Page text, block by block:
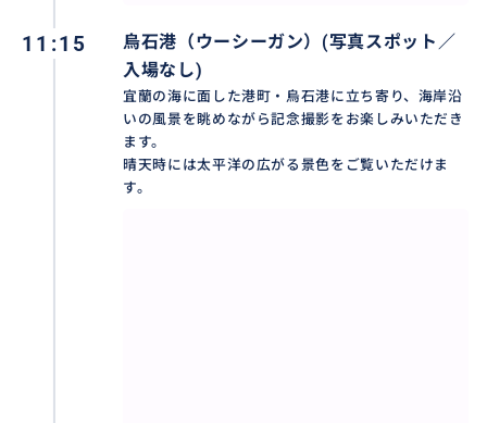
11:15
烏石港（ウーシーガン）(写真スポット／
入場なし)
宜蘭の海に面した港町・烏石港に立ち寄り、海岸沿
いの風景を眺めながら記念撮影をお楽しみいただき
ます。
晴天時には太平洋の広がる景色をご覧いただけま
す。